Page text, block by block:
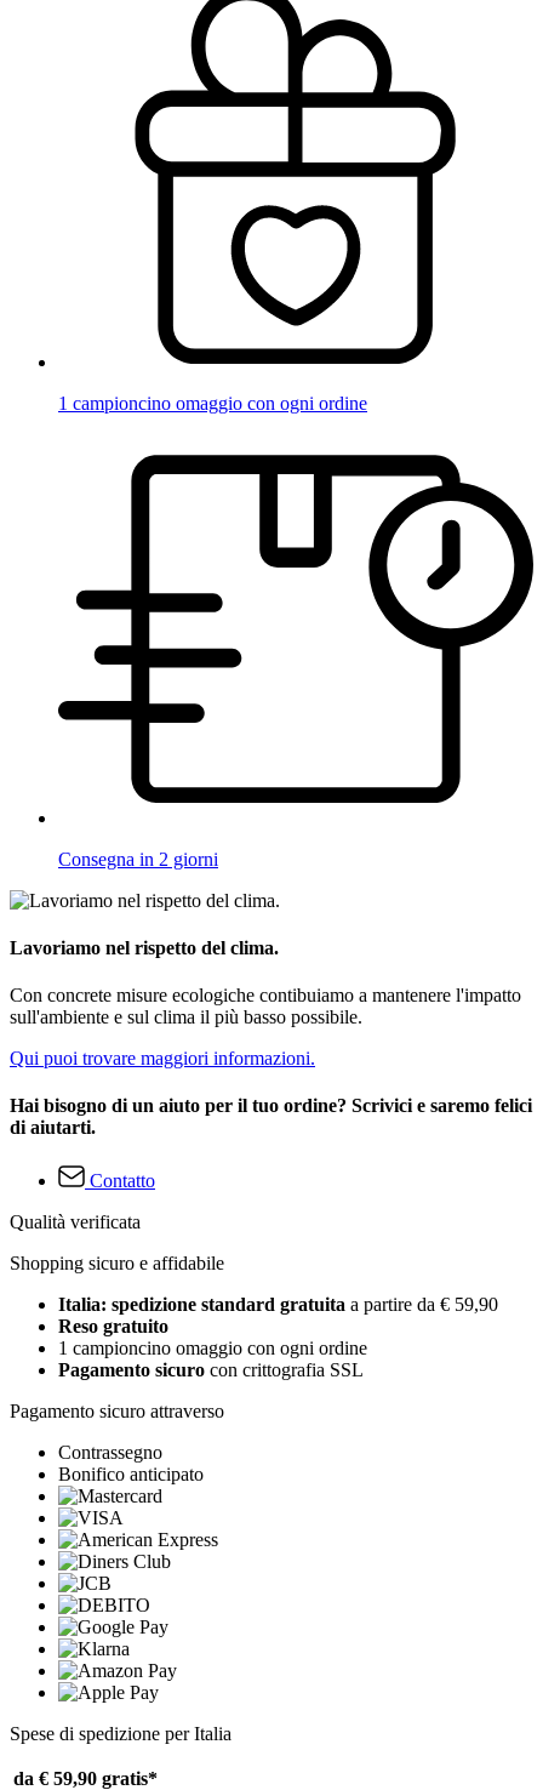
1 campioncino omaggio con ogni ordine
Consegna in 2 giorni
Lavoriamo nel rispetto del clima.
Con concrete misure ecologiche contibuiamo a mantenere l'impatto
sull'ambiente e sul clima il più basso possibile.
Qui puoi trovare maggiori informazioni.
Hai bisogno di un aiuto per il tuo ordine? Scrivici e saremo felici
di aiutarti.
Contatto
Qualità verificata
Shopping sicuro e affidabile
Italia: spedizione standard gratuita a partire da € 59,90
Reso gratuito
1 campioncino omaggio con ogni ordine
Pagamento sicuro con crittografia SSL
Pagamento sicuro attraverso
Contrassegno
Bonifico anticipato
Spese di spedizione per Italia
da € 59,90 gratis*